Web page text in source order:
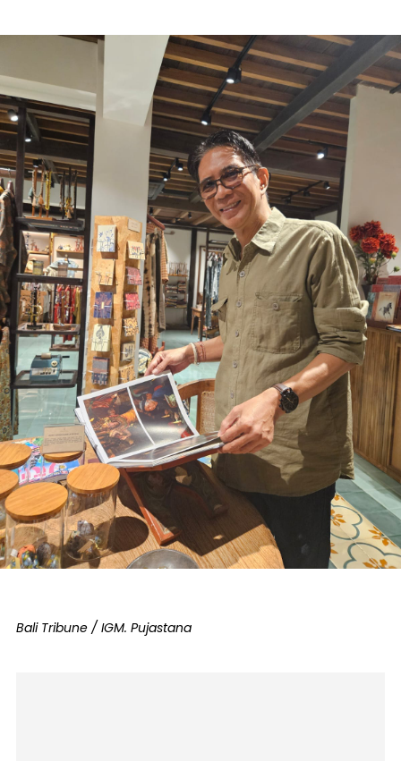
Bali Tribune / IGM. Pujastana